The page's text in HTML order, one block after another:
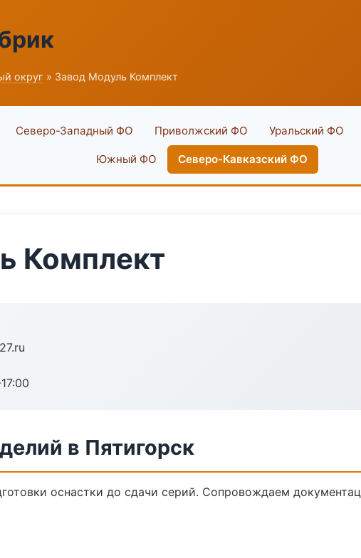
округ » Завод Модуль Комплект
Северо-Западный ФО Приволжский ФО Уральский ФО
Южный ФО Северо-Кавказский ФО
Комплект
в Пятигорск
оснастки до сдачи серий. Сопровождаем